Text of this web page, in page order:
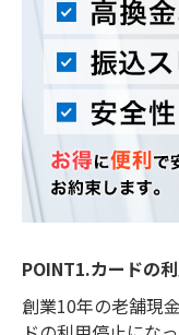
POINT1.カードの
創業10年の老舗現